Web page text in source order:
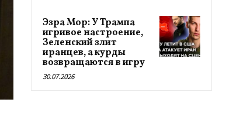
Эзра Мор: У Трампа
игривое настроение,
Зеленский злит
иранцев, а курды
возвращаются в игру
30.07.2026